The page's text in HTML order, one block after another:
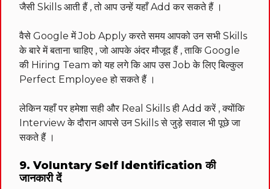
जैसी Skills आती हैं , तो आप उन्हें यहाँ Add कर सकते हैं ।
वैसे Google में Job Apply करते समय आपको उन सभी Skills
के बारे में बताना चाहिए , जो आपके अंदर मौजूद हैं , ताकि Google
की Hiring Team को यह लगे कि आप उस Job के लिए बिल्कुल
Perfect Employee हो सकते हैं ।
लेकिन यहाँ पर हमेशा सही और Real Skills ही Add करें , क्योंकि
Interview के दौरान आपसे उन Skills से जुड़े सवाल भी पूछे जा
सकते हैं ।
9. Voluntary Self Identification की
जानकारी दें